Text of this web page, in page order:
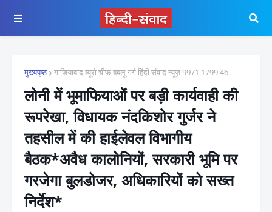
मुख्यपृष्ठ गाजियाबाद ब्यूरो चीफ बबलू गर्ग हिंदी संवाद न्यूज़ 9971 1799 46
लोनी में भूमाफियाओं पर बड़ी कार्यवाही की
रूपरेखा, विधायक नंदकिशोर गुर्जर ने
तहसील में की हाईलेवल विभागीय
बैठक*अवैध कालोनियों, सरकारी भूमि पर
गरजेगा बुलडोजर, अधिकारियों को सख्त
निर्देश*